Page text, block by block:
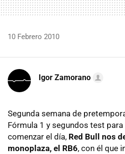
10 Febrero 2010
Igor Zamorano
Segunda semana de
Fórmula 1 y segundos test
comenzar el día, Red Bull nos
monoplaza, el RB6, con él que